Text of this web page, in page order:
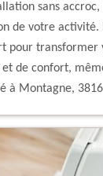
sans
de votre activité.
pour transformer
de confort,
à Montagne,